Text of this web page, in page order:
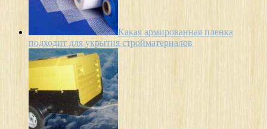
Какая армированная пленка
подходит для укрытия стройматериалов